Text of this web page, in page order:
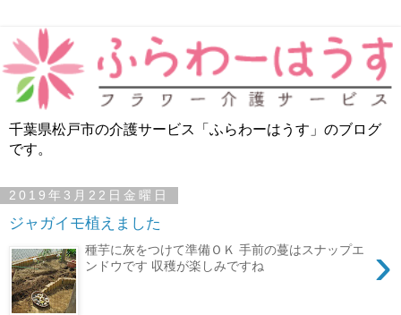
千葉県松戸市の介護サービス「ふらわーはうす」のブログ
です。
2019年3月22日金曜日
ジャガイモ植えました
›
種芋に灰をつけて準備ＯＫ 手前の蔓はスナップエ
ンドウです 収穫が楽しみですね